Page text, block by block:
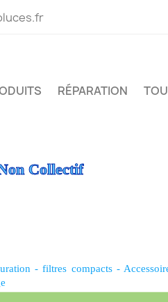
RÉPARATION
Collectif
-filtres compacts-